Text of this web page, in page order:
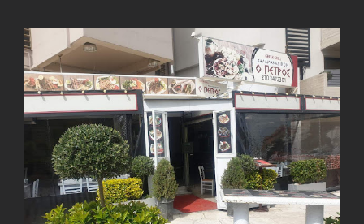
View
Larger
Image